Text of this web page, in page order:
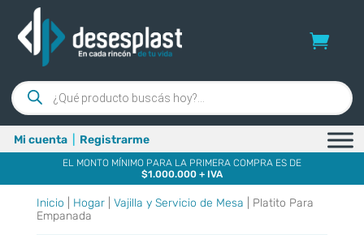
Búsqueda
de
productos
Mi cuenta Registrarme
EL MONTO MÍNIMO PARA LA PRIMERA COMPRA ES DE
$1.000.000 + IVA
Inicio Hogar| Vajilla y Servicio de Mesa | Platito Para
Empanada